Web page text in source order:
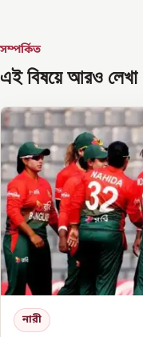
সম্পর্কিত
এই বিষয়ে আরও লেখা
নারী